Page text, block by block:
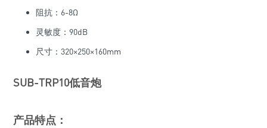
阻抗：6-8Ω
灵敏度：90dB
尺寸：320×250×160mm
SUB-TRP10低音炮
产品特点：